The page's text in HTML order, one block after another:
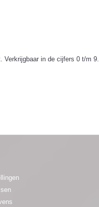
Verkrijgbaar in de cijfers 0 t/m 9.